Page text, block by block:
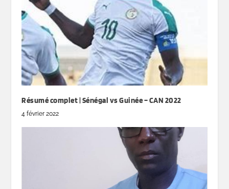
Résumé complet | Sénégal vs Guinée – CAN 2022
4 février 2022